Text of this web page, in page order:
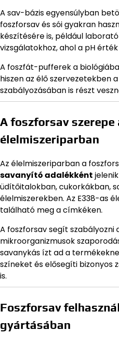
A sav-bázis egyensúlyban
foszforsav és sói gyakran
készítésére is, például
vizsgálatokhoz, ahol a pH
A foszfát-pufferek a
hiszen az élő szervezetekben
szabályozásában is részt
A foszforsav szerepe
élelmiszeriparban
Az élelmiszeriparban a
savanyító adalékként
üdítőitalokban, cukorkákban,
élelmiszerekben. Az E338-as
található meg a címkéken.
A foszforsav segít szabályozni
mikroorganizmusok
savanykás ízt ad a
színeket és elősegíti bizonyos
is.
Foszforsav
gyártásában